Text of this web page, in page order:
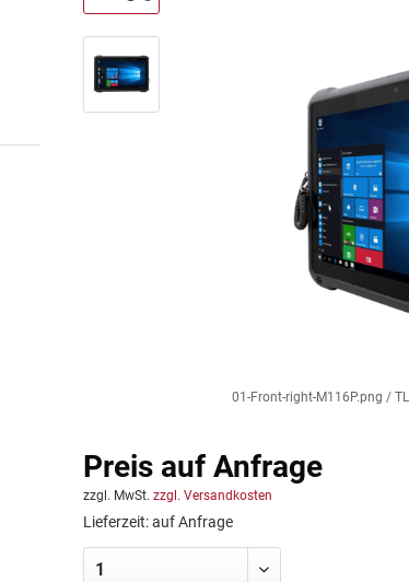
01-Front-right-M116P.png /
Preis auf Anfrage
zzgl. MwSt. zzgl. Versandkosten
Lieferzeit: auf Anfrage